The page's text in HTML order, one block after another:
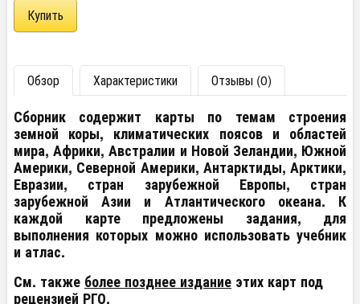
Обзор Характеристики Отзывы (0)
Сборник содержит карты по темам строения
земной коры, климатических поясов и областей
мира, Африки, Австралии и Новой Зеландии, Южной
Америки, Северной Америки, Антарктиды, Арктики,
Евразии, стран зарубежной Европы, стран
зарубежной Азии и Атлантического океана. К
каждой карте предложены задания, для
выполнения которых можно использовать учебник
и атлас.
См. также более позднее издание этих карт под
рецензией РГО.